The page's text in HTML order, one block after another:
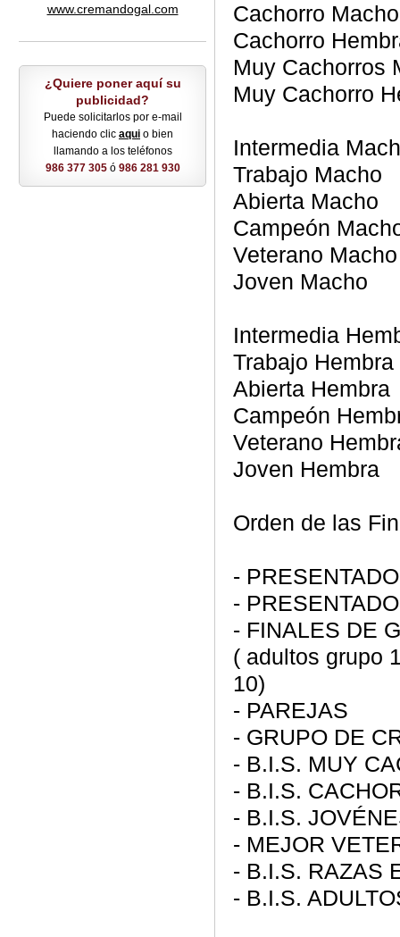
www.cremandogal.com
¿Quiere poner aquí su
publicidad?
Puede solicitarlos por e-mail
haciendo clic aqui o bien
llamando a los teléfonos
986 377 305ó 986 281 930
Cachorro Macho
Cachorro
Muy Cachorros
Muy Cachorro
Intermedia
Trabajo Macho
Abierta Macho
Campeón
Veterano Macho
Joven Macho
Intermedia
Trabajo Hembra
Abierta Hembra
Campeón
Veterano
Joven Hembra
Orden de las
-
-
- FINALES DE
( adultos grupo
10)
- PAREJAS
- GRUPO DE
- B.I.S. MUY
- B.I.S.
- B.I.S.
- MEJOR
- B.I.S. RAZAS
- B.I.S.